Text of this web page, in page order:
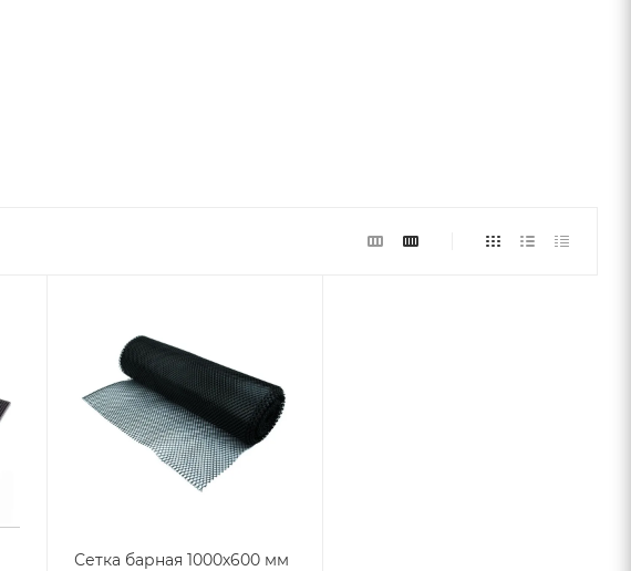
Сетка барная 1000х600 мм